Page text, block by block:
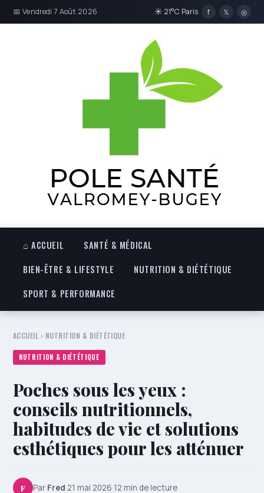
📅 Vendredi 7 Août 2026 ☀ 21°C Paris f 𝕏 ◎
⌂ ACCUEIL
SANTÉ & MÉDICAL
BIEN-ÊTRE & LIFESTYLE
NUTRITION & DIÉTÉTIQUE
SPORT & PERFORMANCE
ACCUEIL › NUTRITION & DIÉTÉTIQUE
NUTRITION & DIÉTÉTIQUE
Poches sous les yeux :
conseils nutritionnels,
habitudes de vie et solutions
esthétiques pour les atténuer
F Par Fred·21 mai 2026·12 min de lecture